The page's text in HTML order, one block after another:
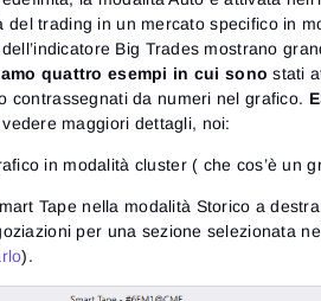
del trading in un mercato specifico in
Big Trades mostrano
quattro esempi in cui sonostati
contrassegnati da numeri nel grafico.
maggiori dettagli, noi:
in modalità cluster ( che cos’è un
Tape nella modalità Storico a
per una sezione selezionata
).
Non hai un
Reimposta